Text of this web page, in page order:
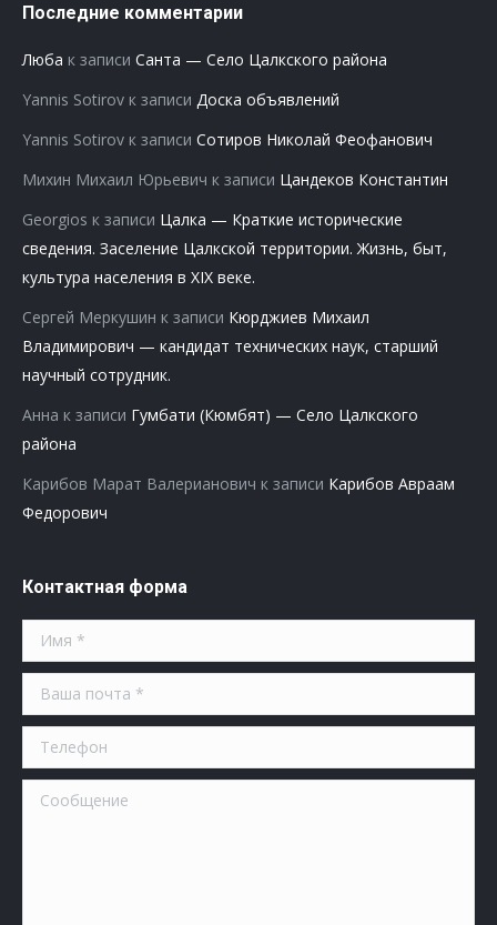
Последние комментарии
Люба к записи Санта — Село Цалкского района
Yannis Sotirov к записи Доска объявлений
Yannis Sotirov к записи Сотиров Николай Феофанович
Михин Михаил Юрьевич к записи Цандеков Константин
Georgios к записи Цалка — Краткие исторические
сведения. Заселение Цалкской территории. Жизнь, быт,
культура населения в XIX веке.
Сергей Меркушин к записи Кюрджиев Михаил
Владимирович — кандидат технических наук, старший
научный сотрудник.
Анна к записи Гумбати (Кюмбят) — Село Цалкского
района
Карибов Марат Валерианович к записи Карибов Авраам
Федорович
Контактная форма
Имя *
Ваша почта *
Телефон
Сообщение